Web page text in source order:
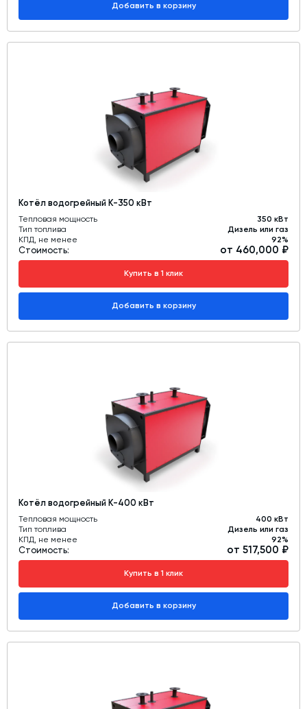
Добавить в корзину
Котёл водогрейный К-350 кВт
Тепловая мощность
350 кВт
Тип топлива
Дизель или газ
КПД, не менее
92%
Стоимость: от 460,000 ₽
Купить в 1 клик
Добавить в корзину
Котёл водогрейный К-400 кВт
Тепловая мощность
400 кВт
Тип топлива
Дизель или газ
КПД, не менее
92%
Стоимость: от 517,500 ₽
Купить в 1 клик
Добавить в корзину